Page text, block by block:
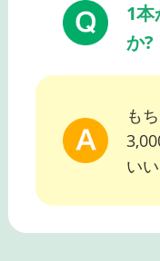
1
か?
も
い